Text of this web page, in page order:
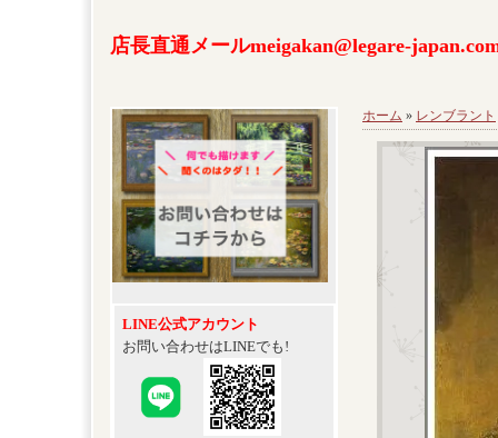
店長直通メールmeigakan@legare-
LINE公式アカウント
お問い合わせはLINEでも!
ホーム » レンブラント